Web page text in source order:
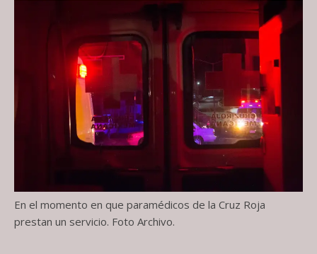
En el momento en que paramédicos de la Cruz Roja
prestan un servicio. Foto Archivo.